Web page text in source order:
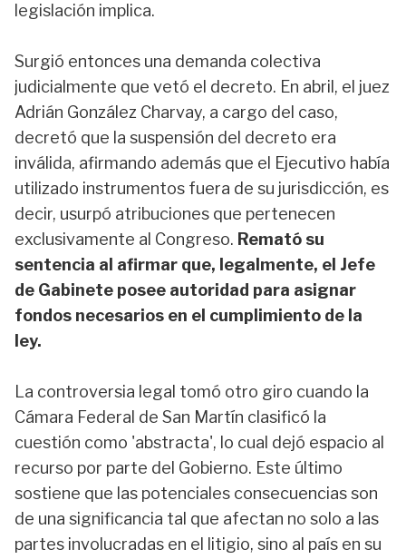
legislación implica.
Surgió entonces una demanda colectiva
judicialmente que vetó el decreto. En abril, el juez
Adrián González Charvay, a cargo del caso,
decretó que la suspensión del decreto era
inválida, afirmando además que el Ejecutivo había
utilizado instrumentos fuera de su jurisdicción, es
decir, usurpó atribuciones que pertenecen
exclusivamente al Congreso. Remató su
sentencia al afirmar que, legalmente, el Jefe
de Gabinete posee autoridad para asignar
fondos necesarios en el cumplimiento de la
ley.
La controversia legal tomó otro giro cuando la
Cámara Federal de San Martín clasificó la
cuestión como 'abstracta', lo cual dejó espacio al
recurso por parte del Gobierno. Este último
sostiene que las potenciales consecuencias son
de una significancia tal que afectan no solo a las
partes involucradas en el litigio, sino al país en su